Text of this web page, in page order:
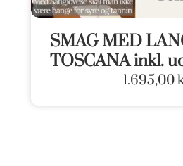
SMAG MED
TOSCANA inkl.
1.695,00